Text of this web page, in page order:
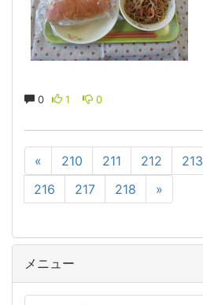
0 1 0
« 210 211 212 213
216
217 218 »
メニュー